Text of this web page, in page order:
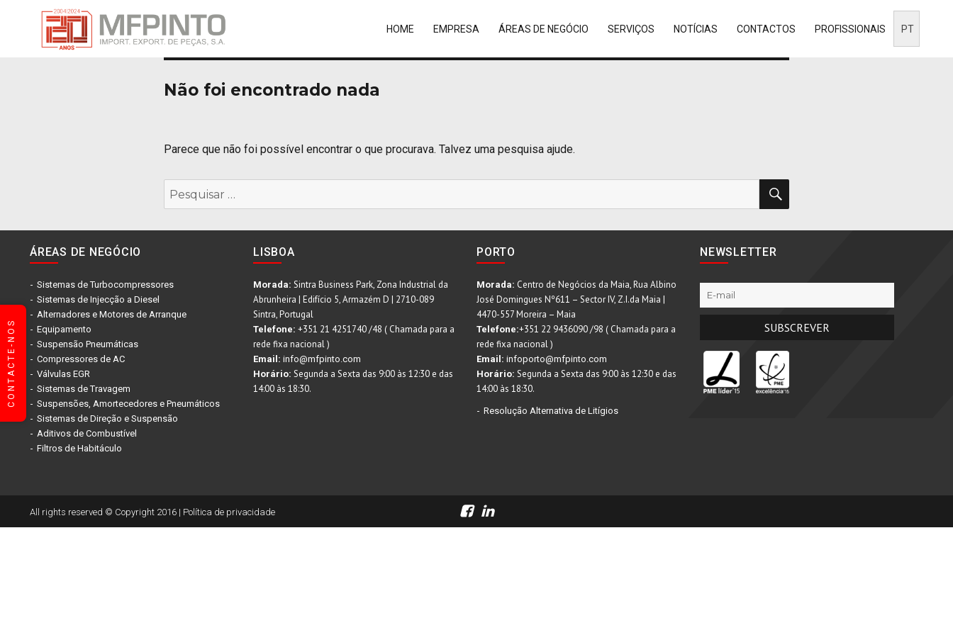
PT
HOME EMPRESA ÁREAS DE NEGÓCIO SERVIÇOS NOTÍCIAS CONTACTOS PROFISSIONAIS
Não foi encontrado nada
Parece que não foi possível encontrar o que procurava. Talvez uma pesquisa ajude.
Pesquisar
por:
PESQUISAR
ÁREAS DE NEGÓCIO
Sistemas de Turbocompressores
Sistemas de Injecção a Diesel
Alternadores e Motores de Arranque
Equipamento
Suspensão Pneumáticas
Compressores de AC
Válvulas EGR
Sistemas de Travagem
Suspensões, Amortecedores e Pneumáticos
Sistemas de Direção e Suspensão
Aditivos de Combustível
Filtros de Habitáculo
LISBOA
Morada: Sintra Business Park, Zona Industrial da
Abrunheira | Edifício 5, Armazém D | 2710-089
Sintra, Portugal
Telefone: +351 21 4251740 /48 ( Chamada para a
rede fixa nacional )
Email: info@mfpinto.com
Horário: Segunda a Sexta das 9:00 às 12:30 e das
14:00 às 18:30.
PORTO
Morada: Centro de Negócios da Maia, Rua Albino
José Domingues Nº611 – Sector IV, Z.I.da Maia |
4470-557 Moreira – Maia
Telefone:+351 22 9436090 /98 ( Chamada para a
rede fixa nacional )
Email: infoporto@mfpinto.com
Horário: Segunda a Sexta das 9:00 às 12:30 e das
14:00 às 18:30.
Resolução Alternativa de Litígios
NEWSLETTER
All rights reserved © Copyright 2016 | Política de privacidade
CONTACTE-NOS